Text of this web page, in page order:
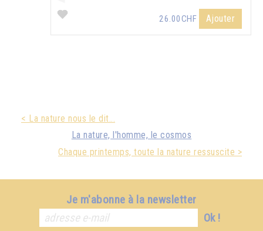
26.00CHF Ajouter
< La nature nous le dit...
La nature, l'homme, le cosmos
Chaque printemps, toute la nature ressuscite >
Je m'abonne à la newsletter
Ok !